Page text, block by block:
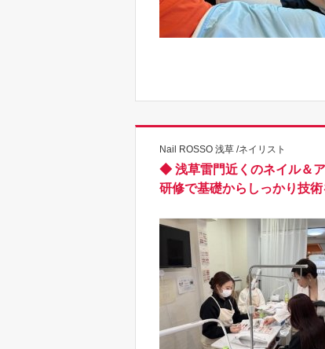
Nail ROSSO 浅草 /ネイリスト
◆ 浅草雷門近くのネイル＆
研修で基礎からしっかり技術